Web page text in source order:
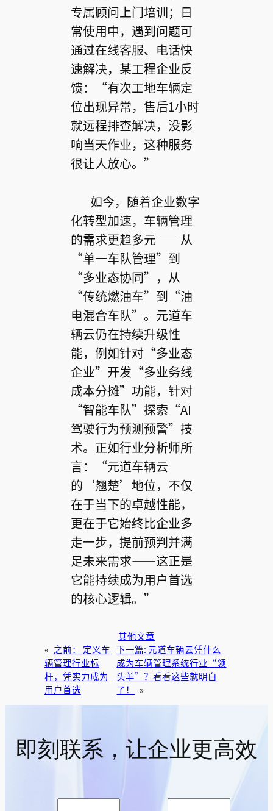
专属顾问上门培训；日
常使用中，遇到问题可
通过在线客服、电话快
速解决，某工程企业反
馈：“有次工地车辆定
位出现异常，售后1小时
就远程排查解决，没影
响当天作业，这种服务
很让人放心。”
如今，随着企业数字
化转型加速，车辆管理
的需求更趋多元——从
“单一车队管理”到
“多业态协同”，从
“传统燃油车”到“油
电混合车队”。元道车
辆云仍在持续升级性
能，例如针对“多业态
企业”开发“多业务线
成本分摊”功能，针对
“智能车队”探索“AI
驾驶行为预测预警”技
术。正如行业分析师所
言：“元道车辆云
的‘翘楚’地位，不仅
在于当下的卓越性能，
更在于它始终比企业多
走一步，提前预判并满
足未来需求——这正是
它能持续成为用户首选
的核心逻辑。”
其他文章
«
之前： 定义车
辆管理行业标
杆，凭实力成为
用户首选
下一篇: 元道车辆云凭什么
成为车辆管理系统行业“领
头羊”？看看这些就明白
了！
»
即刻联系，让企业更高效